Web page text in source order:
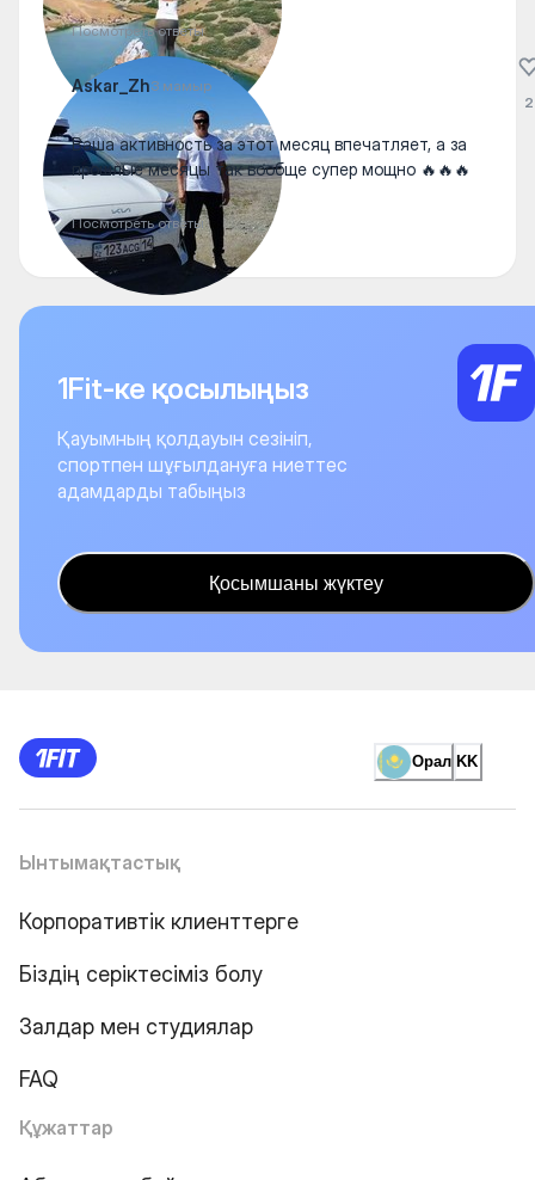
Посмотреть ответы
Askar_Zh3 мамыр
Ваша активность за этот месяц впечатляет, а за
прошлые месяцы так вообще супер мощно 🔥🔥🔥
Посмотреть ответы
2
1Fit-ке қосылыңыз
Қауымның қолдауын сезініп,
спортпен шұғылдануға ниеттес
адамдарды табыңыз
Қосымшаны жүктеу
Орал KK
Ынтымақтастық
Корпоративтік клиенттерге
Біздің серіктесіміз болу
Залдар мен студиялар
FAQ
Құжаттар